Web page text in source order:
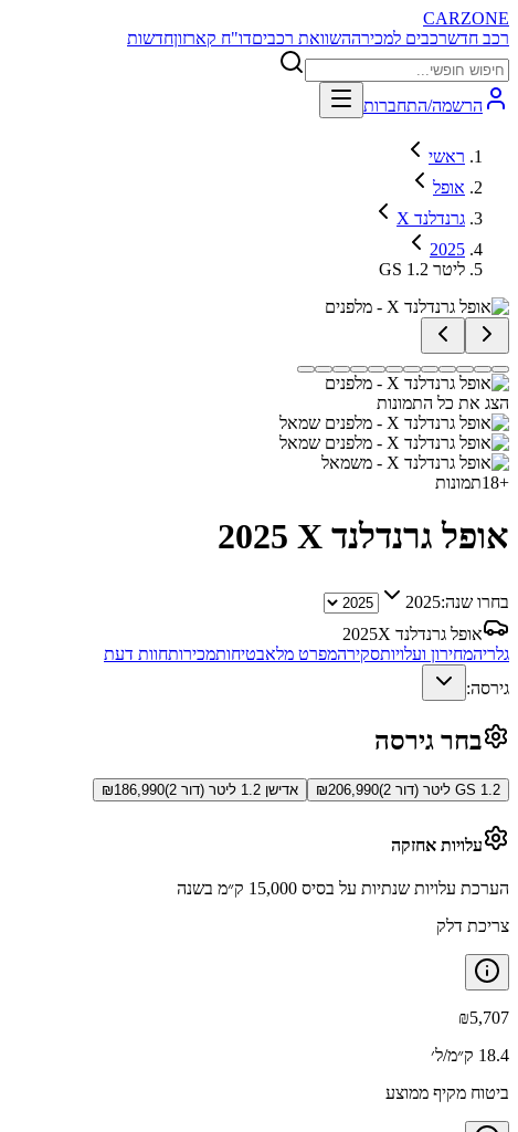
CARZONE
רכב חדשרכבים למכירההשוואת רכביםדו"ח קארזוןחדשות
הרשמה/התחברות
ראשי
אופל
גרנדלנד X
2025
GS 1.2 ליטר
הצג את כל התמונות
+
18תמונות
אופל גרנדלנד X 2025
בחרו שנה:2025
אופל גרנדלנד X
2025
גלריהמחירון ועלויותסקירהמפרט מלאבטיחותמכירותחוות דעת
גירסה:
בחר גירסה
GS 1.2 ליטר (דור 2) ₪206,990 אדישן 1.2 ליטר (דור 2) ₪186,990
עלויות אחזקה
הערכת עלויות שנתיות על בסיס 15,000 ק״מ בשנה
צריכת דלק
₪5,707
18.4 ק״מ/ל׳
ביטוח מקיף ממוצע